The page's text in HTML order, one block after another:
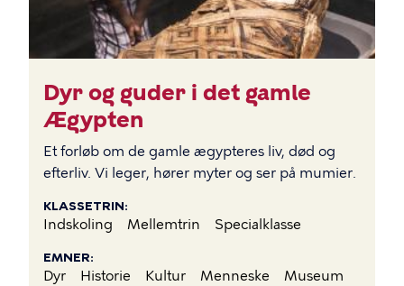
Dyr og guder i det gamle
Ægypten
Et forløb om de gamle ægypteres liv, død og
efterliv. Vi leger, hører myter og ser på mumier.
KLASSETRIN
Indskoling Mellemtrin Specialklasse
EMNER
Dyr Historie Kultur Menneske
Museum